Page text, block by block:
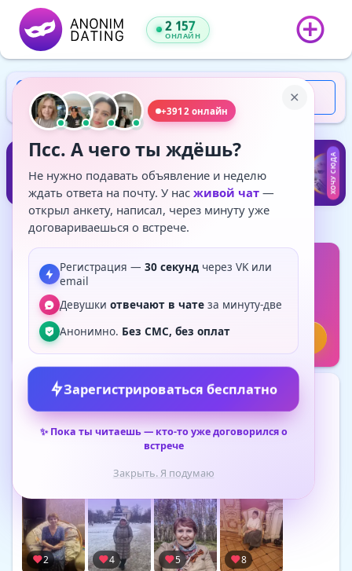
2 157
ОНЛАЙН
+3912 онлайн
Псс. А чего ты ждёшь?
Не нужно подавать объявление и неделю
ждать ответа на почту. У нас живой чат —
открыл анкету, написал, через минуту уже
договариваешься о встрече.
Регистрация — 30 секундчерез VK или
email
Девушки отвечают в чатеза минуту-две
Анонимно. Без СМС, без оплат
Зарегистрироваться бесплатно
✨Пока ты читаешь — кто-то уже договорился о
встрече
Закрыть. Я подумаю
Регистрация
VIP VIP VIP VIP VIP VIP
ХОЧУ СЮДА
Главная Ирина
Ирина, 70
80симпатий 77%
Написать
ФОТО(8)
2 2
2 4 5 8